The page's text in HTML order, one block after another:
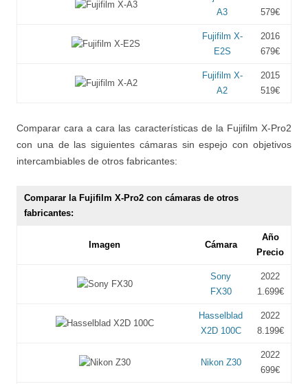
A3
579€
Fujifilm X-
E2S
2016
679€
Fujifilm X-
A2
2015
519€
Comparar cara a cara las características de la Fujifilm X-Pro2
con una de las siguientes cámaras sin espejo con objetivos
intercambiables de otros fabricantes:
Comparar la Fujifilm X-Pro2 con cámaras de otros
fabricantes:
Imagen Cámara
Año
Precio
Sony
FX30
2022
1.699€
Hasselblad
X2D 100C
2022
8.199€
Nikon Z30
2022
699€